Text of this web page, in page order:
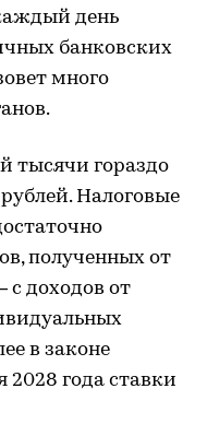
день
банковских
много
тысячи гораздо
Налоговые
полученных от
с доходов от
в законе
2028 года ставки